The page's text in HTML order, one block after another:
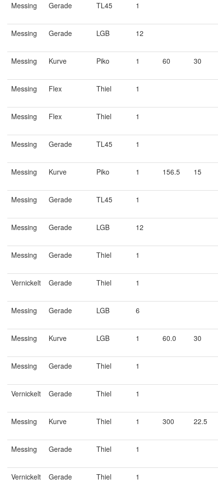
Messing Gerade TL45 1
Messing Gerade LGB 12
Messing Kurve Piko 1 60 30
Messing Flex Thiel 1
Messing Flex Thiel 1
Messing Gerade TL45 1
Messing Kurve Piko 1 156.5 15
Messing Gerade TL45 1
Messing Gerade LGB 12
Messing Gerade Thiel 1
Vernickelt Gerade Thiel 1
Messing Gerade LGB 6
Messing Kurve LGB 1 60.0 30
Messing Gerade Thiel 1
Vernickelt Gerade Thiel 1
Messing Kurve Thiel 1 300 22.5
Messing Gerade Thiel 1
Vernickelt Gerade Thiel 1